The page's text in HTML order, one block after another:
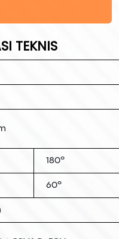
TEKNIS
180º
60º